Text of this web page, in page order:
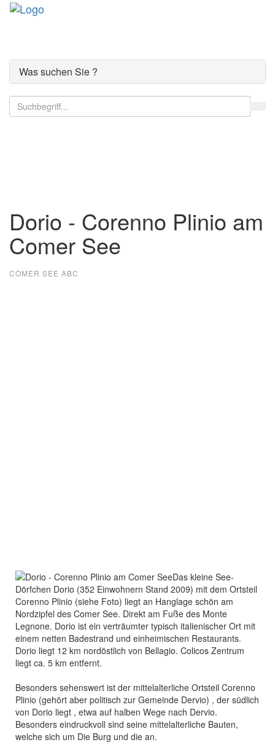
Was suchen Sie ?
Dorio - Corenno Plinio am
Comer See
COMER SEE ABC
Das kleine See-
Dörfchen Dorio (352 Einwohnern Stand 2009) mit dem Ortsteil
Corenno Plinio (siehe Foto) liegt an Hanglage schön am
Nordzipfel des Comer See. Direkt am Fuße des Monte
Legnone. Dorio ist ein verträumter typisch italienischer Ort mit
einem netten Badestrand und einheimischen Restaurants.
Dorio liegt 12 km nordöstlich von Bellagio. Colicos Zentrum
liegt ca. 5 km entfernt.
Besonders sehenswert ist der mittelalterliche Ortsteil Corenno
Plinio (gehört aber politisch zur Gemeinde Dervio) , der südlich
von Dorio liegt , etwa auf halben Wege nach Dervio.
Besonders eindruckvoll sind seine mittelalterliche Bauten,
welche sich um Die Burg und die an.